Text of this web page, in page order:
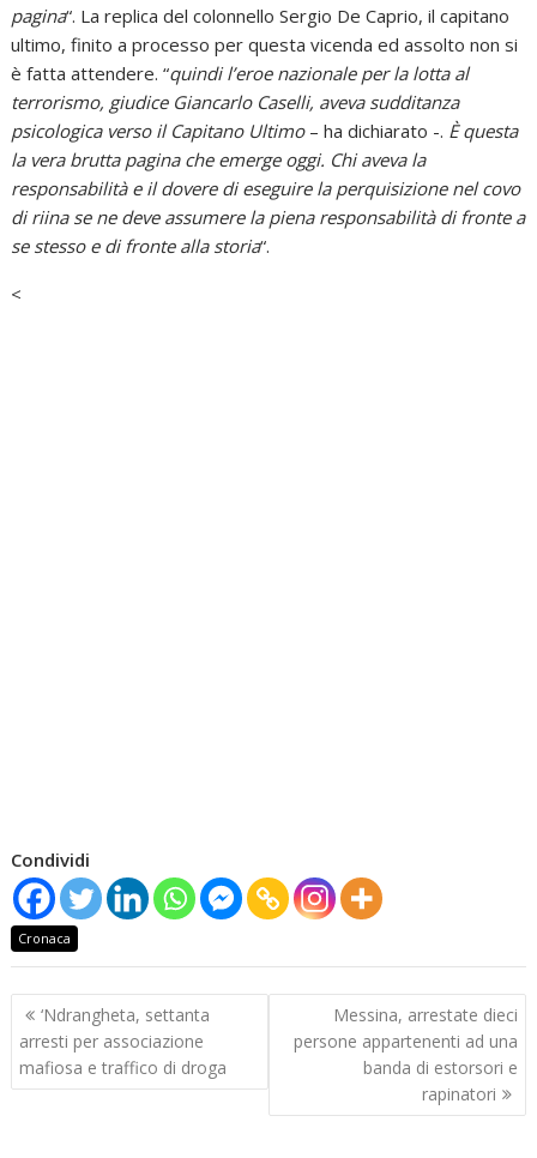
pagina“. La replica del colonnello Sergio De Caprio, il capitano
ultimo, finito a processo per questa vicenda ed assolto non si
è fatta attendere. “quindi l’eroe nazionale per la lotta al
terrorismo, giudice Giancarlo Caselli, aveva sudditanza
psicologica verso il Capitano Ultimo– ha dichiarato -. È questa
la vera brutta pagina che emerge oggi. Chi aveva la
responsabilità e il dovere di eseguire la perquisizione nel covo
di riina se ne deve assumere la piena responsabilità di fronte a
se stesso e di fronte alla storia“.
<
Condividi
Cronaca
Navigazione
articoli
‘Ndrangheta, settanta
arresti per associazione
mafiosa e traffico di droga
Messina, arrestate dieci
persone appartenenti ad una
banda di estorsori e
rapinatori